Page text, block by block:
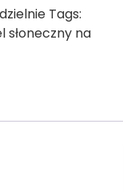
Tags:
słoneczny na